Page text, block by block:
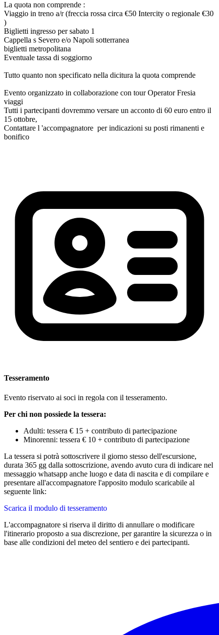
La quota non comprende :
Viaggio in treno a/r (freccia rossa circa €50 Intercity o regionale €30
)
Biglietti ingresso per sabato 1
Cappella s Severo e/o Napoli sotterranea
biglietti metropolitana
Eventuale tassa di soggiorno
Tutto quanto non specificato nella dicitura la quota comprende
Evento organizzato in collaborazione con tour Operator Fresia
viaggi
Tutti i partecipanti dovremmo versare un acconto di 60 euro entro il
15 ottobre,
Contattare l 'accompagnatore per indicazioni su posti rimanenti e
bonifico
Tesseramento
Evento riservato ai soci in regola con il tesseramento.
Per chi non possiede la tessera:
Adulti: tessera € 15 + contributo di partecipazione
Minorenni: tessera € 10 + contributo di partecipazione
La tessera si potrà sottoscrivere il giorno stesso dell'escursione,
durata 365 gg dalla sottoscrizione, avendo avuto cura di indicare nel
messaggio whatsapp anche luogo e data di nascita e di compilare e
presentare all'accompagnatore l'apposito modulo scaricabile al
seguente link:
Scarica il modulo di tesseramento
L'accompagnatore si riserva il diritto di annullare o modificare
l'itinerario proposto a sua discrezione, per garantire la sicurezza o in
base alle condizioni del meteo del sentiero e dei partecipanti.